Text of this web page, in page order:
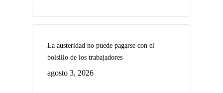
La austeridad no puede pagarse con el
bolsillo de los trabajadores
agosto 3, 2026